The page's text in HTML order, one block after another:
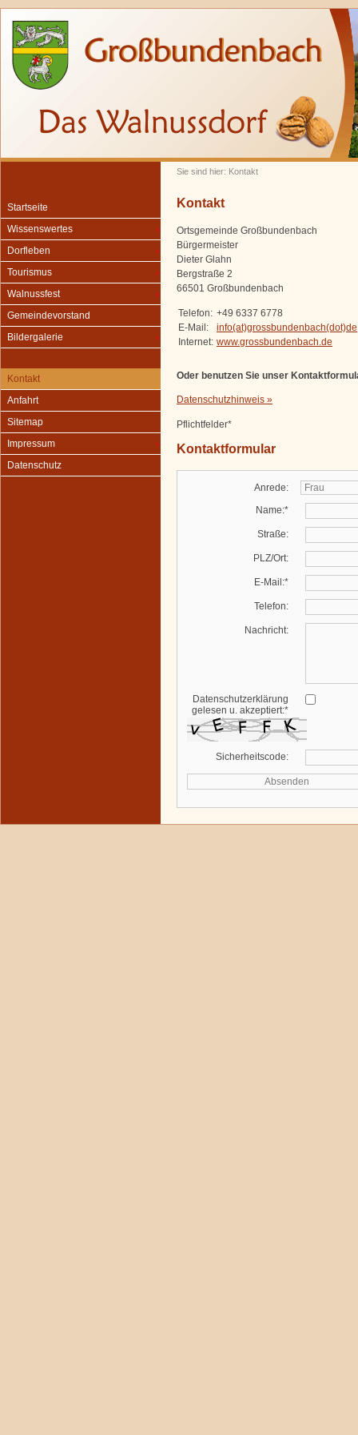
Sie sind hier: Kontakt
Startseite
Wissenswertes
Dorfleben
Tourismus
Walnussfest
Gemeindevorstand
Bildergalerie
Kontakt
Anfahrt
Sitemap
Impressum
Datenschutz
Kontakt
Ortsgemeinde Großbundenbach
Bürgermeister
Dieter Glahn
Bergstraße 2
66501 Großbundenbach
Telefon: +49 6337 6778
E-Mail:
info(at)grossbundenbach(dot)de
Internet: www.grossbundenbach.de
Oder benutzen Sie unser
Datenschutzhinweis »
Pflichtfelder*
Kontaktformular
Anrede:
Name:*
Straße:
PLZ/Ort:
E-Mail:*
Telefon:
Nachricht:
Datenschutzerklärung
gelesen u. akzeptiert:*
Sicherheitscode: